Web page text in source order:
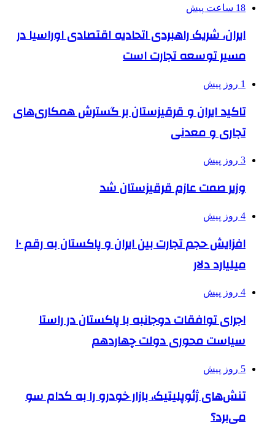
18 ساعت پیش
ایران، شریک راهبردی اتحادیه اقتصادی اوراسیا در
مسیر توسعه تجارت است
1 روز پیش
تاکید ایران و قرقیزستان بر گسترش همکاری‌های
تجاری و معدنی
3 روز پیش
وزیر صمت عازم قرقیزستان شد
4 روز پیش
افزایش حجم تجارت بین ایران و پاکستان به رقم ۱۰
میلیارد دلار
4 روز پیش
اجرای توافقات دوجانبه با پاکستان در راستا
سیاست محوری دولت چهاردهم
5 روز پیش
تنش‌های ژئوپلیتیک، بازار خودرو را به کدام سو
می‌برد؟